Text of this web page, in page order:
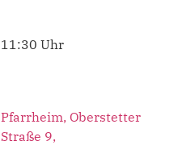
11:30 Uhr
Pfarrheim, Oberstetter
Straße 9,